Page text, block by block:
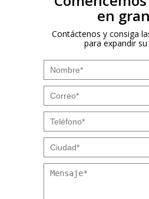
en
Contáctenos y consiga
para expandir